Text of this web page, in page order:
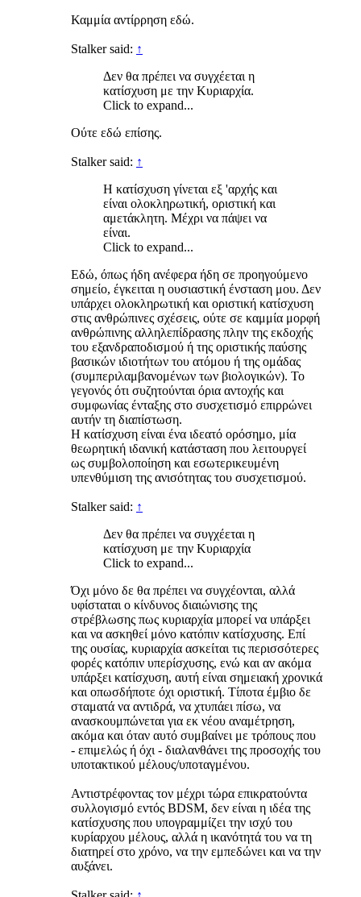
Καμμία αντίρρηση εδώ.
Stalker said: ↑
Δεν θα πρέπει να συγχέεται η
κατίσχυση με την Κυριαρχία.
Click to expand...
Ούτε εδώ επίσης.
Stalker said: ↑
Η κατίσχυση γίνεται εξ 'αρχής και
είναι ολοκληρωτική, οριστική και
αμετάκλητη. Μέχρι να πάψει να
είναι.
Click to expand...
Εδώ, όπως ήδη ανέφερα ήδη σε προηγούμενο
σημείο, έγκειται η ουσιαστική ένσταση μου. Δεν
υπάρχει ολοκληρωτική και οριστική κατίσχυση
στις ανθρώπινες σχέσεις, ούτε σε καμμία μορφή
ανθρώπινης αλληλεπίδρασης πλην της εκδοχής
του εξανδραποδισμού ή της οριστικής παύσης
βασικών ιδιοτήτων του ατόμου ή της ομάδας
(συμπεριλαμβανομένων των βιολογικών). Το
γεγονός ότι συζητούνται όρια αντοχής και
συμφωνίας ένταξης στο συσχετισμό επιρρώνει
αυτήν τη διαπίστωση.
Η κατίσχυση είναι ένα ιδεατό ορόσημο, μία
θεωρητική ιδανική κατάσταση που λειτουργεί
ως συμβολοποίηση και εσωτερικευμένη
υπενθύμιση της ανισότητας του συσχετισμού.
Stalker said: ↑
Δεν θα πρέπει να συγχέεται η
κατίσχυση με την Κυριαρχία
Click to expand...
Όχι μόνο δε θα πρέπει να συγχέονται, αλλά
υφίσταται ο κίνδυνος διαιώνισης της
στρέβλωσης πως κυριαρχία μπορεί να υπάρξει
και να ασκηθεί μόνο κατόπιν κατίσχυσης. Επί
της ουσίας, κυριαρχία ασκείται τις περισσότερες
φορές κατόπιν υπερίσχυσης, ενώ και αν ακόμα
υπάρξει κατίσχυση, αυτή είναι σημειακή χρονικά
και οπωσδήποτε όχι οριστική. Τίποτα έμβιο δε
σταματά να αντιδρά, να χτυπάει πίσω, να
ανασκουμπώνεται για εκ νέου αναμέτρηση,
ακόμα και όταν αυτό συμβαίνει με τρόπους που
- επιμελώς ή όχι - διαλανθάνει της προσοχής του
υποτακτικού μέλους/υποταγμένου.
Αντιστρέφοντας τον μέχρι τώρα επικρατούντα
συλλογισμό εντός BDSM, δεν είναι η ιδέα της
κατίσχυσης που υπογραμμίζει την ισχύ του
κυρίαρχου μέλους, αλλά η ικανότητά του να τη
διατηρεί στο χρόνο, να την εμπεδώνει και να την
αυξάνει.